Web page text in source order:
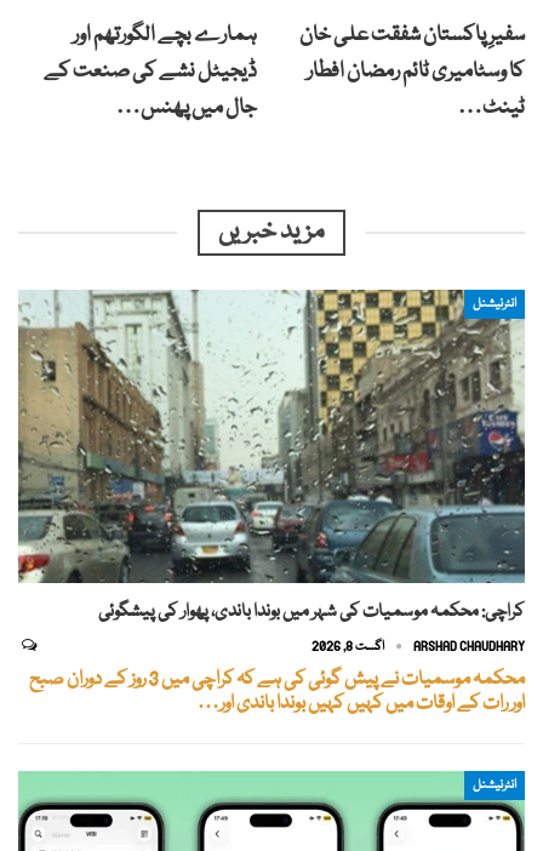
سفیرِ پاکستان شفقت علی خان
کا وسٹامیری ٹائم رمضان افطار
ٹینٹ…
ہمارے بچے الگورتھم اور
ڈیجیٹل نشے کی صنعت کے
جال میں پھنس…
مزید خبریں
انٹرنیشنل
کراچی: محکمہ موسمیات کی شہر میں بوندا باندی، پھوار کی پیشگوئی
ARSHAD CHAUDHARY اگست 8, 2026
محکمہ موسمیات نے پیش گوئی کی ہے کہ کراچی میں 3 روز کے دوران صبح
اور رات کے اوقات میں کہیں کہیں بوندا باندی اور…
انٹرنیشنل